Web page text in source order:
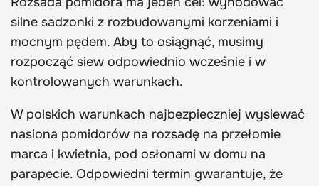
silne sadzonki z rozbudowanymi korzeniami i
mocnym pędem. Aby to osiągnąć, musimy
rozpocząć siew odpowiednio wcześnie i w
kontrolowanych warunkach.
W polskich warunkach najbezpieczniej wysiewać
nasiona pomidorów na rozsadę na przełomie
marca i kwietnia, pod osłonami w domu na
parapecie. Odpowiedni termin gwarantuje, że